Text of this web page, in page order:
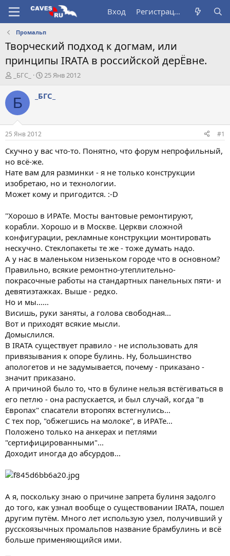
Вход Регистрация
Промальп
Творческий подход к догмам, или
принципы IRATA в российской дерЁвне.
т
о
т
е
м
ы
_БГС_
Д
т
а
л
25 Янв 2012
Б _БГС_
25 Янв 2012 #1
Скучно у вас что-то. Понятно, что форум непрофильный,
но всё-же.
Нате вам для разминки - я не только конструкции
изобретаю, но и технологии.
Может кому и пригодится. :-D
"Хорошо в ИРАТе. Мосты вантовые ремонтируют,
корабли. Хорошо и в Москве. Церкви сложной
конфигурации, рекламные конструкции монтировать
нескучно. Стеклопакеты те же - тоже думать надо.
А у нас в маленьком низеньком городе что в основном?
Правильно, всякие ремонтно-утеплительно-
покрасочные работы на стандартных панельных пяти- и
девятиэтажках. Выше - редко.
Но и мы......
Висишь, руки заняты, а голова свободная...
Вот и приходят всякие мысли.
Домыслился.
В IRATA существует правило - не использовать для
привязывания к опоре булинь. Ну, большинство
апологетов и не задумывается, почему - приказано -
значит приказано.
А причиной было то, что в булине нельзя встёгиваться в
его петлю - она распускается, и был случай, когда "в
Европах" спасатели второпях встегнулись...
С тех пор, "обжегшись на молоке", в ИРАТе...
Положено только на анкерах и петлями
"сертифицированными"...
Доходит иногда до абсурдов...
А я, поскольку знаю о причине запрета булиня задолго
до того, как узнал вообще о существовании IRATA, пошел
другим путём. Много лет использую узел, получивший у
русскоязычных промальпов название брамбулинь и всё
больше применяющийся ими.